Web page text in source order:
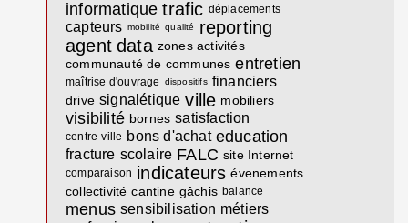
informatique trafic déplacements
capteurs mobilité qualité
reporting
agent data zones activités
communauté de communes entretien
maîtrise d'ouvrage dispositifs financiers
drive signalétique ville mobiliers
visibilité bornes satisfaction
centre-ville bons d'achat education
fracture scolaire FALC site Internet
comparaison indicateurs évenements
collectivité cantine gâchis balance
menus sensibilisation métiers